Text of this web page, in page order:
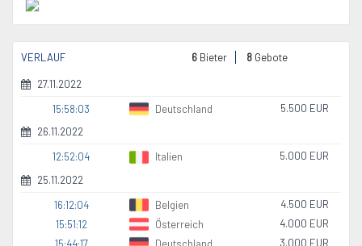
VERLAUF 6 Bieter 8 Gebote
27.11.2022
15:58:03
Deutschland
5.500 EUR
26.11.2022
12:52:04
Italien
5.000 EUR
25.11.2022
16:12:04
Belgien
4.500 EUR
15:51:12
Österreich
4.000 EUR
3.000 EUR